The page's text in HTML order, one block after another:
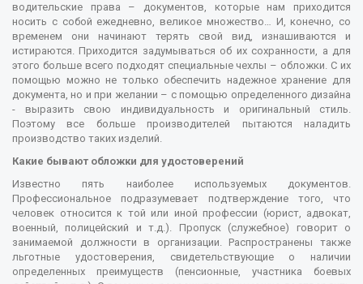
водительские права – документов, которые нам приходится
носить с собой ежедневно, великое множество… И, конечно, со
временем они начинают терять свой вид, изнашиваются и
истираются. Приходится задумываться об их сохранности, а для
этого больше всего подходят специальные чехлы – обложки. С их
помощью можно не только обеспечить надежное хранение для
документа, но и при желании – с помощью определенного дизайна
- выразить свою индивидуальность и оригинальный стиль.
Поэтому все больше производителей пытаются наладить
производство таких изделий.
Какие бывают обложки для удостоверений
Известно пять наиболее используемых документов.
Профессиональное подразумевает подтверждение того, что
человек относится к той или иной профессии (юрист, адвокат,
военный, полицейский и т.д.). Пропуск (служебное) говорит о
занимаемой должности в организации. Распространены также
льготные удостоверения, свидетельствующие о наличии
определенных преимуществ (пенсионные, участника боевых